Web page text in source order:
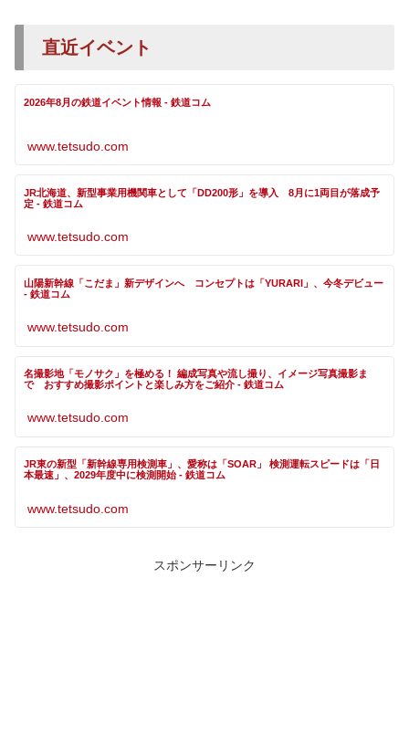
直近イベント
2026年8月の鉄道イベント情報 - 鉄道コム
www.tetsudo.com
JR北海道、新型事業用機関車として「DD200形」を導入 8月に1両目が落成予
定 - 鉄道コム
www.tetsudo.com
山陽新幹線「こだま」新デザインへ コンセプトは「YURARI」、今冬デビュー
- 鉄道コム
www.tetsudo.com
名撮影地「モノサク」を極める！ 編成写真や流し撮り、イメージ写真撮影ま
で おすすめ撮影ポイントと楽しみ方をご紹介 - 鉄道コム
www.tetsudo.com
JR東の新型「新幹線専用検測車」、愛称は「SOAR」 検測運転スピードは「日
本最速」、2029年度中に検測開始 - 鉄道コム
www.tetsudo.com
スポンサーリンク